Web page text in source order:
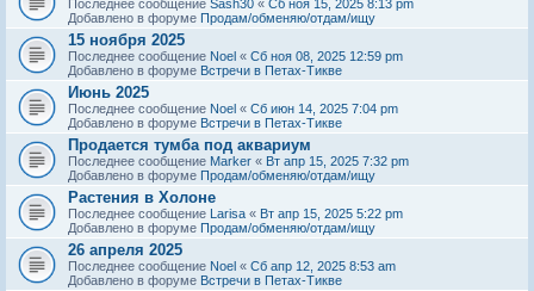
Последнее сообщение Sash30 « Сб ноя 15, 2025 8:13 pm
Добавлено в форуме Продам/обменяю/отдам/ищу
15 ноября 2025
Последнее сообщение Noel « Сб ноя 08, 2025 12:59 pm
Добавлено в форуме Встречи в Петах-Тикве
Июнь 2025
Последнее сообщение Noel « Сб июн 14, 2025 7:04 pm
Добавлено в форуме Встречи в Петах-Тикве
Продается тумба под аквариум
Последнее сообщение Marker « Вт апр 15, 2025 7:32 pm
Добавлено в форуме Продам/обменяю/отдам/ищу
Растения в Холоне
Последнее сообщение Larisa « Вт апр 15, 2025 5:22 pm
Добавлено в форуме Продам/обменяю/отдам/ищу
26 апреля 2025
Последнее сообщение Noel « Сб апр 12, 2025 8:53 am
Добавлено в форуме Встречи в Петах-Тикве